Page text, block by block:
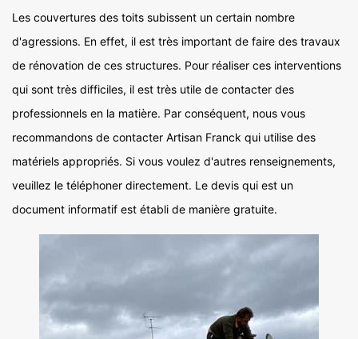
Les couvertures des toits subissent un certain nombre
d'agressions. En effet, il est très important de faire des travaux
de rénovation de ces structures. Pour réaliser ces interventions
qui sont très difficiles, il est très utile de contacter des
professionnels en la matière. Par conséquent, nous vous
recommandons de contacter Artisan Franck qui utilise des
matériels appropriés. Si vous voulez d'autres renseignements,
veuillez le téléphoner directement. Le devis qui est un
document informatif est établi de manière gratuite.